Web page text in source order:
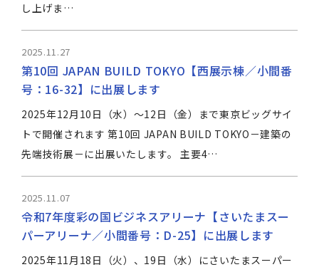
し上げま…
2025.11.27
第10回 JAPAN BUILD TOKYO【西展示棟／小間番
号：16-32】に出展します
2025年12月10日（水）～12日（金）まで東京ビッグサイ
トで開催されます 第10回 JAPAN BUILD TOKYO－建築の
先端技術展－に出展いたします。 主要4…
2025.11.07
令和7年度彩の国ビジネスアリーナ【さいたまスー
パーアリーナ／小間番号：D-25】に出展します
2025年11月18日（火）、19日（水）にさいたまスーパー